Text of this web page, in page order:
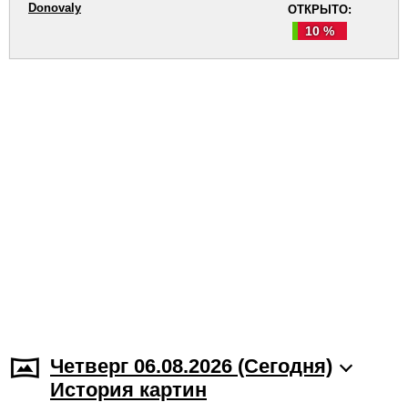
ОТКРЫТО:
10 %
Donovaly
Четверг 06.08.2026 (Cегодня)
История картин